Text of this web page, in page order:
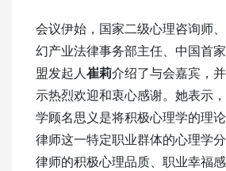
会议伊始，国家二级心理咨询师
幻产业法律事务部主任、中国首
盟发起人崔莉介绍了与会嘉宾，
示热烈欢迎和衷心感谢。她表示
学顾名思义是将积极心理学的理
律师这一特定职业群体的心理学
律师的积极心理品质、职业幸福